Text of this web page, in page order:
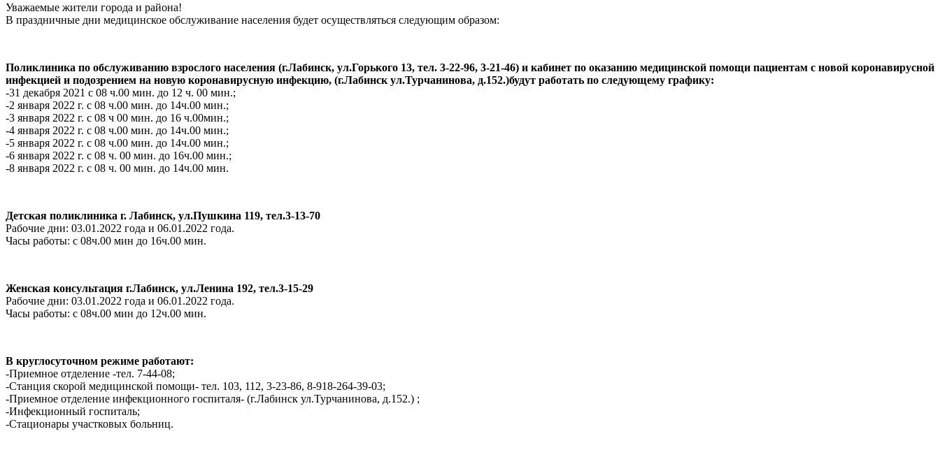
Уважаемые жители города и района!
В праздничные дни медицинское обслуживание населения будет осуществляться следующим образом:
Поликлиника по обслуживанию взрослого населения (г.Лабинск, ул.Горького 13, тел. 3-22-96, 3-21-46) и кабинет по оказанию медицинской помощи пациентам с новой коронавирусной
инфекцией и подозрением на новую коронавирусную инфекцию, (г.Лабинск ул.Турчанинова, д.152.)будут работать по следующему графику:
-31 декабря 2021 с 08 ч.00 мин. до 12 ч. 00 мин.;
-2 января 2022 г. с 08 ч.00 мин. до 14ч.00 мин.;
-3 января 2022 г. с 08 ч 00 мин. до 16 ч.00мин.;
-4 января 2022 г. с 08 ч.00 мин. до 14ч.00 мин.;
-5 января 2022 г. с 08 ч.00 мин. до 14ч.00 мин.;
-6 января 2022 г. с 08 ч. 00 мин. до 16ч.00 мин.;
-8 января 2022 г. с 08 ч. 00 мин. до 14ч.00 мин.
Детская поликлиника г. Лабинск, ул.Пушкина 119, тел.3-13-70
Рабочие дни: 03.01.2022 года и 06.01.2022 года.
Часы работы: с 08ч.00 мин до 16ч.00 мин.
Женская консультация г.Лабинск, ул.Ленина 192, тел.3-15-29
Рабочие дни: 03.01.2022 года и 06.01.2022 года.
Часы работы: с 08ч.00 мин до 12ч.00 мин.
В круглосуточном режиме работают:
-Приемное отделение -тел. 7-44-08;
-Cтанция скорой медицинской помощи- тел. 103, 112, 3-23-86, 8-918-264-39-03;
-Приемное отделение инфекционного госпиталя- (г.Лабинск ул.Турчанинова, д.152.) ;
-Инфекционный госпиталь;
-Стационары участковых больниц.